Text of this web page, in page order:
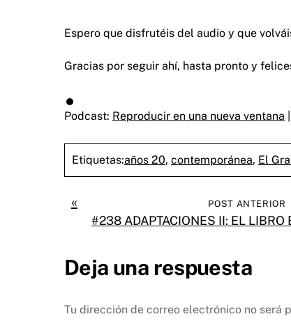
Espero que disfrutéis del audio y que
Gracias por seguir ahí, hasta pronto y
Podcast: Reproducir en una nueva ventana
Etiquetas:años 20, contemporánea, El
« POST ANTERIOR
#238 ADAPTACIONES II: EL LIBRO
Deja una respuesta
Tu dirección de correo electrónico no será